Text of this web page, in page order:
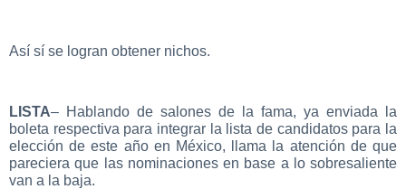
Así sí se logran obtener nichos.
LISTA– Hablando de salones de la fama, ya enviada la
boleta respectiva para integrar la lista de candidatos para la
elección de este año en México, llama la atención de que
pareciera que las nominaciones en base a lo sobresaliente
van a la baja.